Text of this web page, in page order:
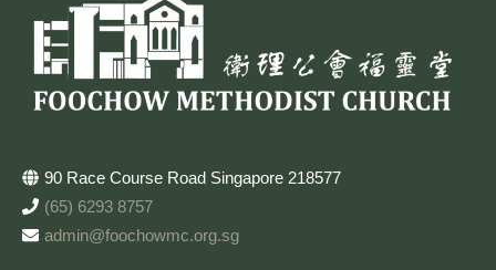
90 Race Course Road Singapore 218577
(65) 6293 8757
admin@foochowmc.org.sg